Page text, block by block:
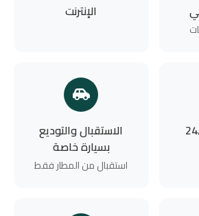
الإنترنت
الاستقبال والتوديع
بسيارة خاصة
استقبال من المطار فقط